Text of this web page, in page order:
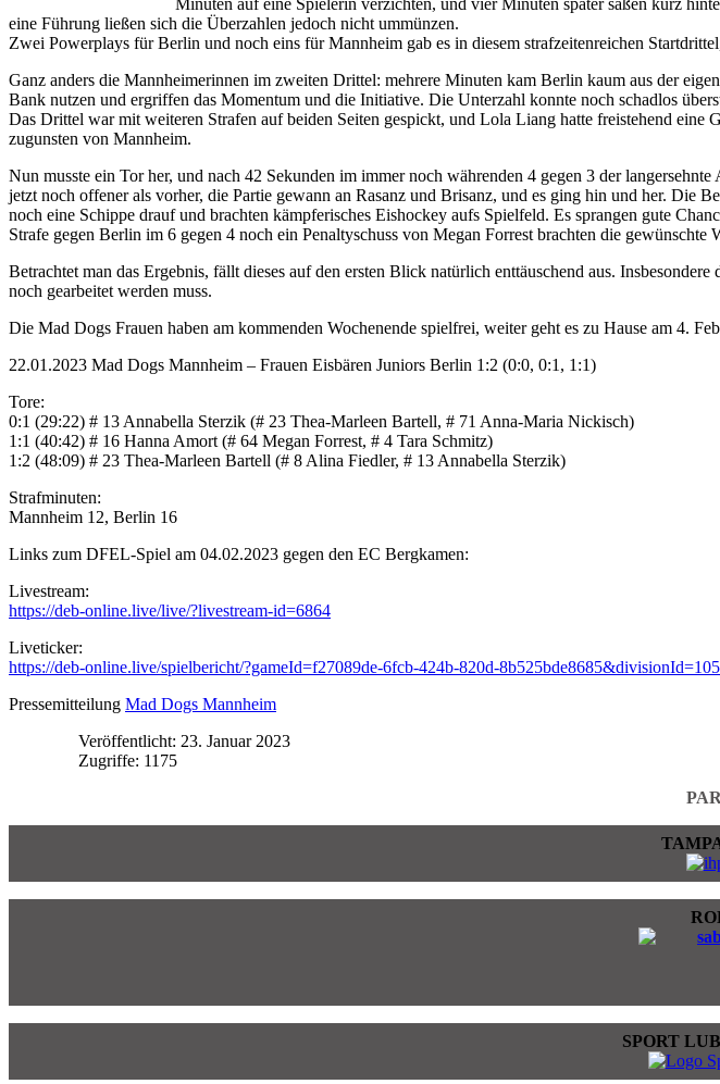
Minuten auf eine Spielerin verzichten, und vier Minuten später saßen kurz
eine Führung ließen sich die Überzahlen jedoch nicht ummünzen.
Zwei Powerplays für Berlin und noch eins für Mannheim gab es in diesem strafzeitenreichen
Ganz anders die Mannheimerinnen im zweiten Drittel: mehrere Minuten kam Berlin kaum aus der
Bank nutzen und ergriffen das Momentum und die Initiative. Die Unterzahl konnte noch schadlos
Das Drittel war mit weiteren Strafen auf beiden Seiten gespickt, und Lola Liang hatte freistehend
zugunsten von Mannheim.
Nun musste ein Tor her, und nach 42 Sekunden im immer noch währenden 4 gegen 3 der
jetzt noch offener als vorher, die Partie gewann an Rasanz und Brisanz, und es ging hin und her.
noch eine Schippe drauf und brachten kämpferisches Eishockey aufs Spielfeld. Es sprangen gute
Strafe gegen Berlin im 6 gegen 4 noch ein Penaltyschuss von Megan Forrest brachten die gewünschte
Betrachtet man das Ergebnis, fällt dieses auf den ersten Blick natürlich enttäuschend aus.
noch gearbeitet werden muss.
Die Mad Dogs Frauen haben am kommenden Wochenende spielfrei, weiter geht es zu Hause am 4.
22.01.2023 Mad Dogs Mannheim – Frauen Eisbären Juniors Berlin 1:2 (0:0, 0:1, 1:1)
Tore:
0:1 (29:22) # 13 Annabella Sterzik (# 23 Thea-Marleen Bartell, # 71 Anna-Maria Nickisch)
1:1 (40:42) # 16 Hanna Amort (# 64 Megan Forrest, # 4 Tara Schmitz)
1:2 (48:09) # 23 Thea-Marleen Bartell (# 8 Alina Fiedler, # 13 Annabella Sterzik)
Strafminuten:
Mannheim 12, Berlin 16
Links zum DFEL-Spiel am 04.02.2023 gegen den EC Bergkamen:
Livestream:
https://deb-online.live/live/?livestream-id=6864
Liveticker:
https://deb-online.live/spielbericht/?gameId=f27089de-6fcb-424b-820d-
Pressemitteilung Mad Dogs Mannheim
Veröffentlicht: 23. Januar 2023
Zugriffe: 1175
SPORT